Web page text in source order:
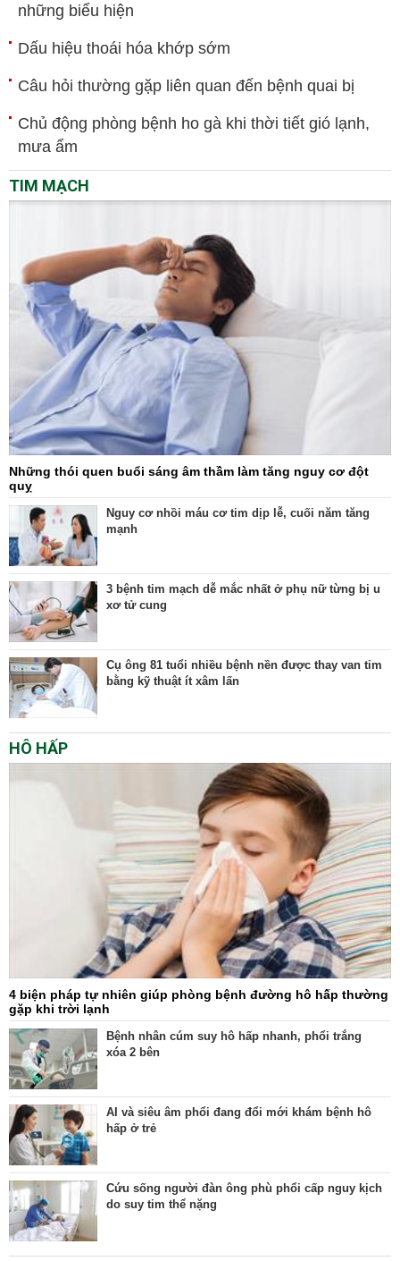
những biểu hiện
Dấu hiệu thoái hóa khớp sớm
Câu hỏi thường gặp liên quan đến bệnh quai bị
Chủ động phòng bệnh ho gà khi thời tiết gió lạnh,
mưa ẩm
TIM MẠCH
Những thói quen buổi sáng âm thầm làm tăng nguy cơ đột
quỵ
Nguy cơ nhồi máu cơ tim dịp lễ, cuối năm tăng
mạnh
3 bệnh tim mạch dễ mắc nhất ở phụ nữ từng bị u
xơ tử cung
Cụ ông 81 tuổi nhiều bệnh nền được thay van tim
bằng kỹ thuật ít xâm lấn
HÔ HẤP
4 biện pháp tự nhiên giúp phòng bệnh đường hô hấp thường
gặp khi trời lạnh
Bệnh nhân cúm suy hô hấp nhanh, phổi trắng
xóa 2 bên
AI và siêu âm phổi đang đổi mới khám bệnh hô
hấp ở trẻ
Cứu sống người đàn ông phù phổi cấp nguy kịch
do suy tim thể nặng